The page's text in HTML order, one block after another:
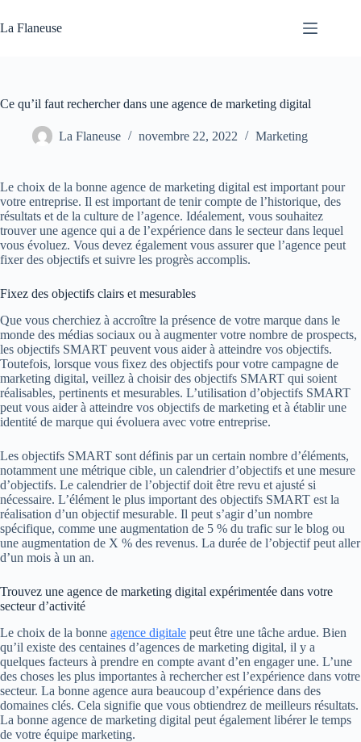
au
contenu
La Flaneuse
Ce qu’il faut rechercher dans une agence de marketing digital
La Flaneuse novembre 22, 2022 Marketing
Le choix de la bonne agence de marketing digital est important pour
votre entreprise. Il est important de tenir compte de l’historique, des
résultats et de la culture de l’agence. Idéalement, vous souhaitez
trouver une agence qui a de l’expérience dans le secteur dans lequel
vous évoluez. Vous devez également vous assurer que l’agence peut
fixer des objectifs et suivre les progrès accomplis.
Fixez des objectifs clairs et mesurables
Que vous cherchiez à accroître la présence de votre marque dans le
monde des médias sociaux ou à augmenter votre nombre de prospects,
les objectifs SMART peuvent vous aider à atteindre vos objectifs.
Toutefois, lorsque vous fixez des objectifs pour votre campagne de
marketing digital, veillez à choisir des objectifs SMART qui soient
réalisables, pertinents et mesurables. L’utilisation d’objectifs SMART
peut vous aider à atteindre vos objectifs de marketing et à établir une
identité de marque qui évoluera avec votre entreprise.
Les objectifs SMART sont définis par un certain nombre d’éléments,
notamment une métrique cible, un calendrier d’objectifs et une mesure
d’objectifs. Le calendrier de l’objectif doit être revu et ajusté si
nécessaire. L’élément le plus important des objectifs SMART est la
réalisation d’un objectif mesurable. Il peut s’agir d’un nombre
spécifique, comme une augmentation de 5 % du trafic sur le blog ou
une augmentation de X % des revenus. La durée de l’objectif peut aller
d’un mois à un an.
Trouvez une agence de marketing digital expérimentée dans votre
secteur d’activité
Le choix de la bonne agence digitale peut être une tâche ardue. Bien
qu’il existe des centaines d’agences de marketing digital, il y a
quelques facteurs à prendre en compte avant d’en engager une. L’une
des choses les plus importantes à rechercher est l’expérience dans votre
secteur. La bonne agence aura beaucoup d’expérience dans des
domaines clés. Cela signifie que vous obtiendrez de meilleurs résultats.
La bonne agence de marketing digital peut également libérer le temps
de votre équipe marketing.